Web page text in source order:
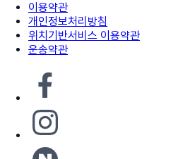
이용약관
개인정보처리방침
위치기반서비스 이용약관
운송약관